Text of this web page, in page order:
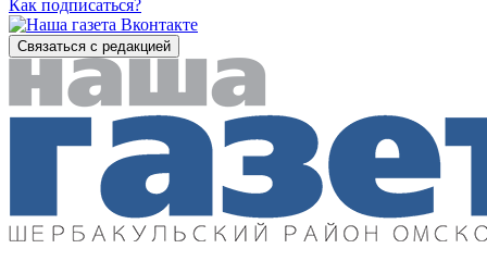
Как подписаться?
Связаться с редакцией